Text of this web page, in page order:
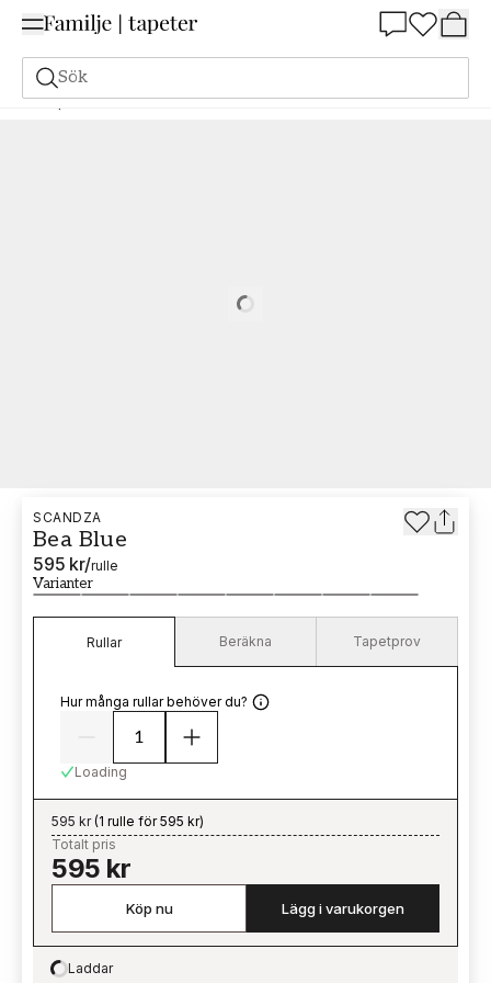
Sök
Tapeter Varumärken Scandza Scandza Bea Blue - 1049501-04
SCANDZA
Bea Blue
595 kr/rulle
Varianter
Rullar Beräkna Tapetprov
Hur många rullar behöver du?
Loading
595 kr(1 rulle för 595 kr)
Totalt pris
595 kr
Köp nu Lägg i varukorgen
Laddar